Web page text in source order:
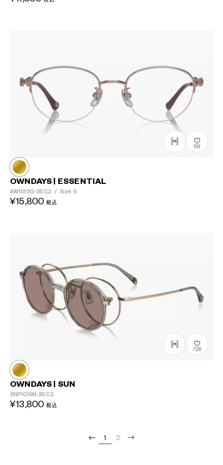
133
OWNDAYS | ESSENTIAL
AM1015G-3S C2 / Size: S
¥15,800 税込
726
OWNDAYS | SUN
SNP1019N-3S C2
¥13,800 税込
1 2